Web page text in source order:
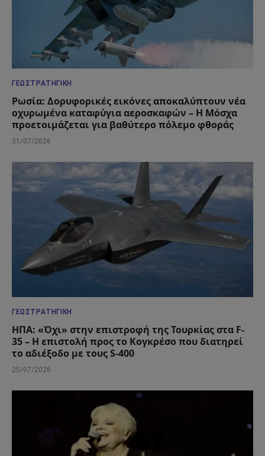
ΓΕΩΣΤΡΑΤΗΓΙΚΉ
Ρωσία: Δορυφορικές εικόνες αποκαλύπτουν νέα
οχυρωμένα καταφύγια αεροσκαφών – Η Μόσχα
προετοιμάζεται για βαθύτερο πόλεμο φθοράς
31/07/2026
ΓΕΩΣΤΡΑΤΗΓΙΚΉ
ΗΠΑ: «Όχι» στην επιστροφή της Τουρκίας στα F-
35 – Η επιστολή προς το Κογκρέσο που διατηρεί
το αδιέξοδο με τους S-400
25/07/2026